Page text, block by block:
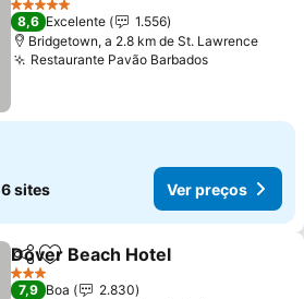
5 Estrelas
8,6 Excelente
1.556
Bridgetown, a 2.8 km de St. Lawrence
Restaurante Pavão Barbados
6 sites Ver preços
PartilharAdicionar aos favoritos
Dover Beach Hotel
3 Estrelas
7,9 Boa
2.830